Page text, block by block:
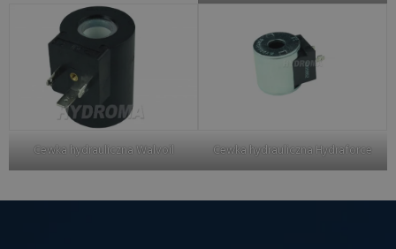
Cewka hydrauliczna Walvoil Cewka hydrauliczna Hydraforce